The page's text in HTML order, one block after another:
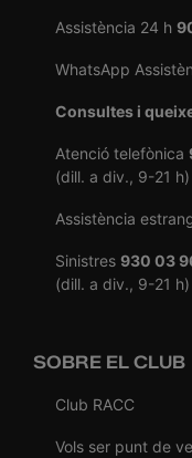
Assistència 24 h
WhatsApp
Consultes i
Atenció telefònica
(dill. a div., 9-21 h)
Assistència
Sinistres 930 03
(dill. a div., 9-21 h)
SOBRE EL CLUB
Club RACC
Vols ser punt de